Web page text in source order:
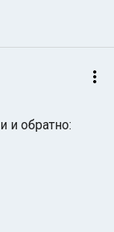
и обратно: